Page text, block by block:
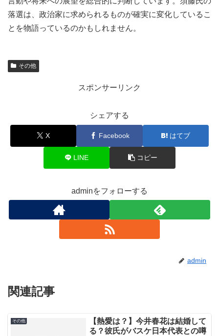
落選は、政治家に求められるものが確実に変化しているこ
とを物語っているのかもしれません。
その他
スポンサーリンク
シェアする
X Facebook はてブ
LINE コピー
adminをフォローする
admin
関連記事
その他
【熱愛は？】今井春花は結婚して
る？彼氏がバスケ日本代表との噂